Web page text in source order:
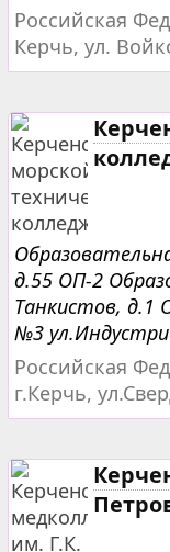
Российская
Керчь, ул.
д.55 ОП-2
Танкистов, д.1
№3
Российская
г.Керчь,